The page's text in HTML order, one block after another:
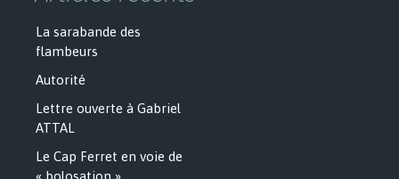
La sarabande des
flambeurs
Autorité
Lettre ouverte à Gabriel
ATTAL
Le Cap Ferret en voie de
« bolosation ».